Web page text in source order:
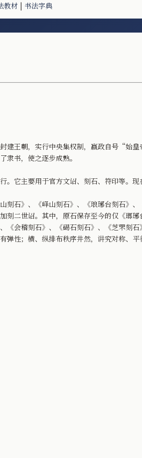
教材 | 书法字典
王朝，实行中央集权制，嬴政自号“始皇
书，使之逐步成熟。
它主要用于官方文诏、刻石、符印等。
石》、《峄山刻石》、《琅琊台刻石》、
刻二世诏。其中，原石保存至今的仅《瑯
《会稽刻石》、《碣石刻石》、《芝罘刻
弹性；横、纵排布秩序井然，讲究对称、